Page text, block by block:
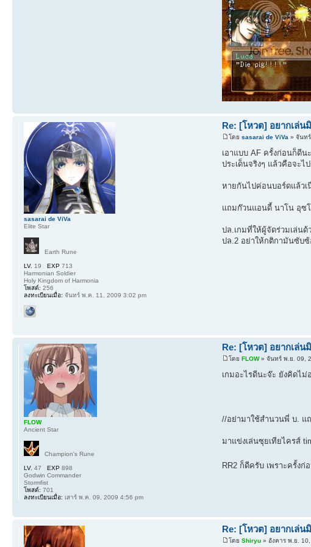
Re: [โหวต] อยากเล่น
โดย sasarai de ViVa» จันทร์
เอาแบบ AF ครั้งก่อนก็ดี
ประเด็นจริงๆ แล้วคือจะไ
หายกันไปค่อนบอร์ดแล้วเ
แถมก๊วนแอนดี้ นาโน อุซโ
ปล.เกมที่ให้ผู้จัดร่วมเล่น
ปล.2 อย่าให้กติกามันซับ
sasarai de ViVa
Elite Star
Earth Rune
LV. 19 EXP 713
Harmonian Soldier
Holy Kingdom of Harmonia
โพสต์: 256
ลงทะเบียนเมื่อ: จันทร์ พ.ค. 11, 2009 3:02 pm
Re: [โหวต] อยากเล่น
โดย FLOW» จันทร์ พ.ย. 09,
เกมอะไรดีนะจ๊ะ ยังคิดไม่
//อย่ามาใช้สำนวนพี่ บ. แ
มาแข่งเล่นซุยเทียไครส์
RR2 ก็ดีครับ เพราะครั้งก่
FLOW
Ancient Star
Champion's Rune
LV. 47 EXP 898
Godwin Commander
Stormfist
โพสต์: 701
ลงทะเบียนเมื่อ: เสาร์ พ.ค. 09, 2009 4:56 pm
Re: [โหวต] อยากเล่น
โดย Shiryu» อังคาร พ.ย. 10,